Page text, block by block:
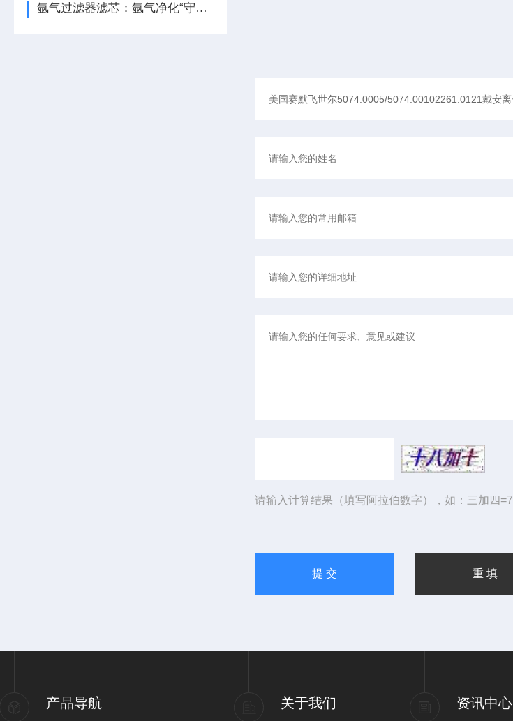
氩气过滤器滤芯：氩气净化“守门人”，保障精密工艺品质
请输入计算结果（填写阿拉伯数字），如：三加四=7
产品导航 关于我们 资讯中心